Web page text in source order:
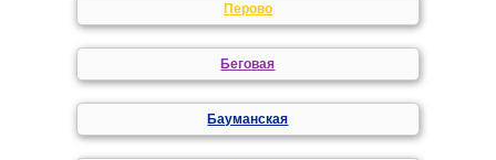
Перово
Беговая
Бауманская